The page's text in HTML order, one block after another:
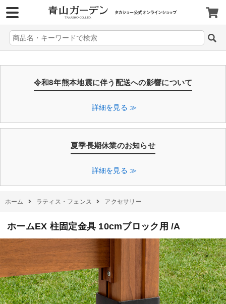
令和8年熊本地震に伴う配送への影響について
詳細を見る ≫
夏季長期休業のお知らせ
詳細を見る ≫
ホーム ラティス・フェンス アクセサリー
ホームEX 柱固定金具 10cmブロック用 /A